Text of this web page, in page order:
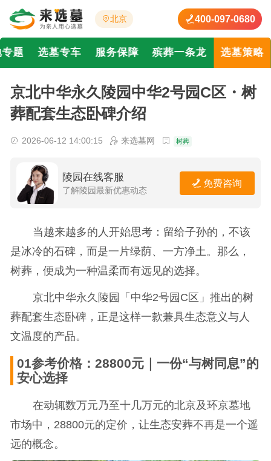
北京 400-097-0680
题 选墓专车 服务保障 殡葬一条龙 选墓策略
京北中华永久陵园中华2号园C区・树
葬配套生态卧碑介绍
2026-06-12 14:00:15 来选墓网 树葬
陵园在线客服
了解陵园最新优惠动态
免费咨询
当越来越多的人开始思考：留给子孙的，不该
是冰冷的石碑，而是一片绿荫、一方净土。那么，
树葬，便成为一种温柔而有远见的选择。
京北中华永久陵园「中华2号园C区」推出的树
葬配套生态卧碑，正是这样一款兼具生态意义与人
文温度的产品。
01参考价格：28800元｜一份“与树同息”的
安心选择
在动辄数万元乃至十几万元的北京及环京墓地
市场中，28800元的定价，让生态安葬不再是一个遥
远的概念。